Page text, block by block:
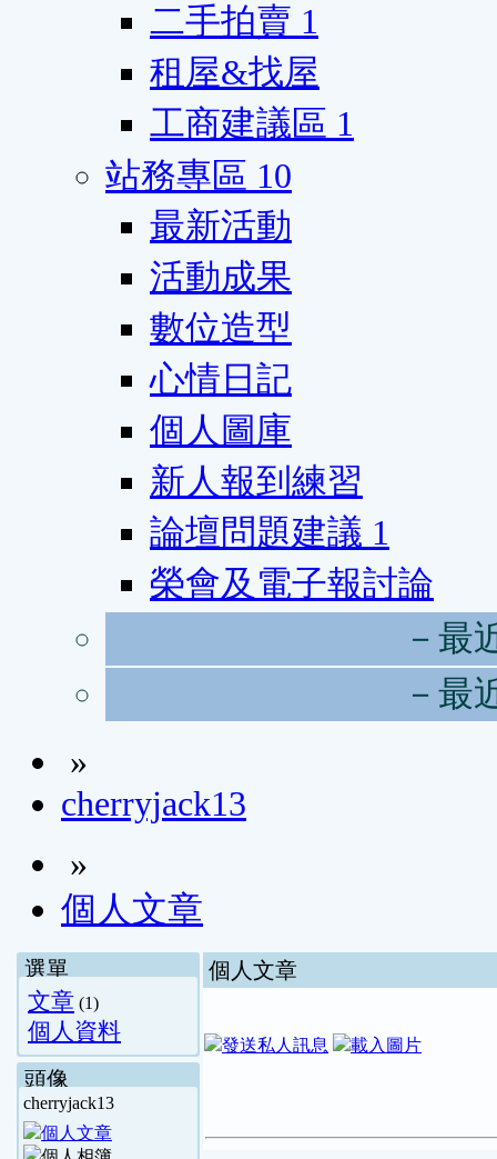
二手拍賣 1
租屋&找屋
工商建議區 1
站務專區 10
最新活動
活動成果
數位造型
心情日記
個人圖庫
新人報到練習
論壇問題建議 1
榮會及電子報討論
－最
－最
»
cherryjack13
»
個人文章
選單
文章 (1)
個人資料
頭像
cherryjack13
個人文章